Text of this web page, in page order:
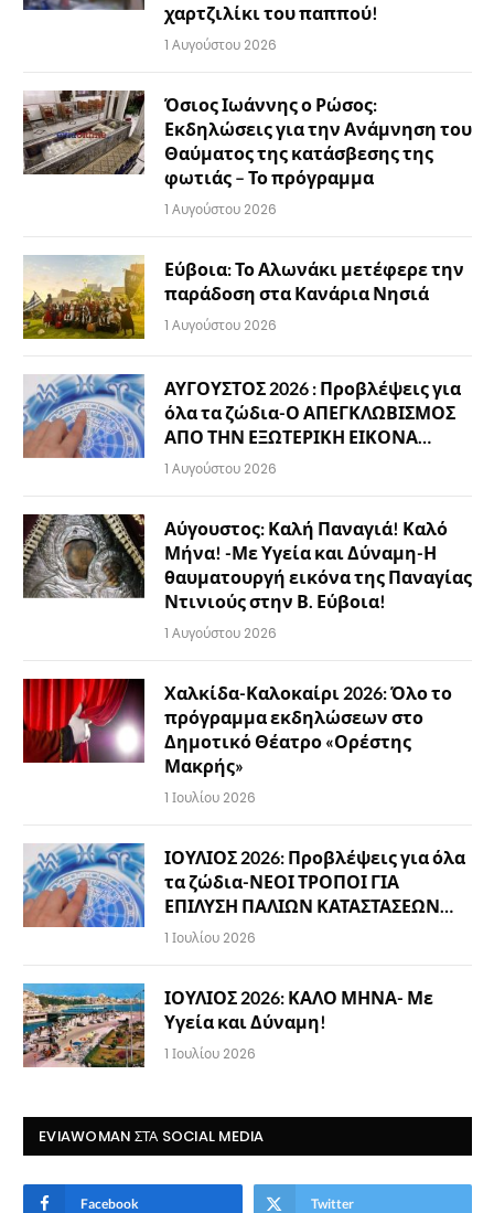
χαρτζιλίκι του παππού!
1 Αυγούστου 2026
Όσιος Ιωάννης ο Ρώσος:
Εκδηλώσεις για την Ανάμνηση του
Θαύματος της κατάσβεσης της
φωτιάς – Το πρόγραμμα
1 Αυγούστου 2026
Εύβοια: Το Αλωνάκι μετέφερε την
παράδοση στα Κανάρια Νησιά
1 Αυγούστου 2026
ΑΥΓΟΥΣΤΟΣ 2026 : Προβλέψεις για
όλα τα ζώδια-Ο ΑΠΕΓΚΛΩΒΙΣΜΟΣ
ΑΠΟ ΤΗΝ ΕΞΩΤΕΡΙΚΗ ΕΙΚΟΝΑ…
1 Αυγούστου 2026
Αύγουστος: Καλή Παναγιά! Καλό
Μήνα! -Με Υγεία και Δύναμη-Η
θαυματουργή εικόνα της Παναγίας
Ντινιούς στην Β. Εύβοια!
1 Αυγούστου 2026
Χαλκίδα-Καλοκαίρι 2026: Όλο το
πρόγραμμα εκδηλώσεων στο
Δημοτικό Θέατρο «Ορέστης
Μακρής»
1 Ιουλίου 2026
ΙΟΥΛΙΟΣ 2026: Προβλέψεις για όλα
τα ζώδια-ΝΕΟΙ ΤΡΟΠΟΙ ΓΙΑ
ΕΠΙΛΥΣΗ ΠΑΛΙΩΝ ΚΑΤΑΣΤΑΣΕΩΝ…
1 Ιουλίου 2026
ΙΟΥΛΙΟΣ 2026: ΚΑΛΟ ΜΗΝΑ- Με
Υγεία και Δύναμη!
1 Ιουλίου 2026
EVIAWOMAN ΣΤΑ SOCIAL MEDIA
Facebook Twitter